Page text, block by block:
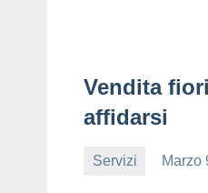
Vendita
affidarsi
Servizi
Marzo